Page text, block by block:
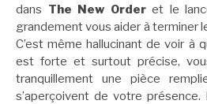
dans The New Orderet le
grandement vous aider à terminer
C’est même hallucinant de voir à
est forte et surtout précise,
tranquillement une pièce
s’aperçoivent de votre